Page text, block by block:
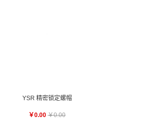
YSR 精密锁定螺帽
￥0.00 ￥0.00